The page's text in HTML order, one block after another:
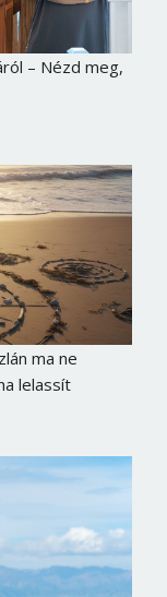
– Nézd meg,
ma ne
lelassít